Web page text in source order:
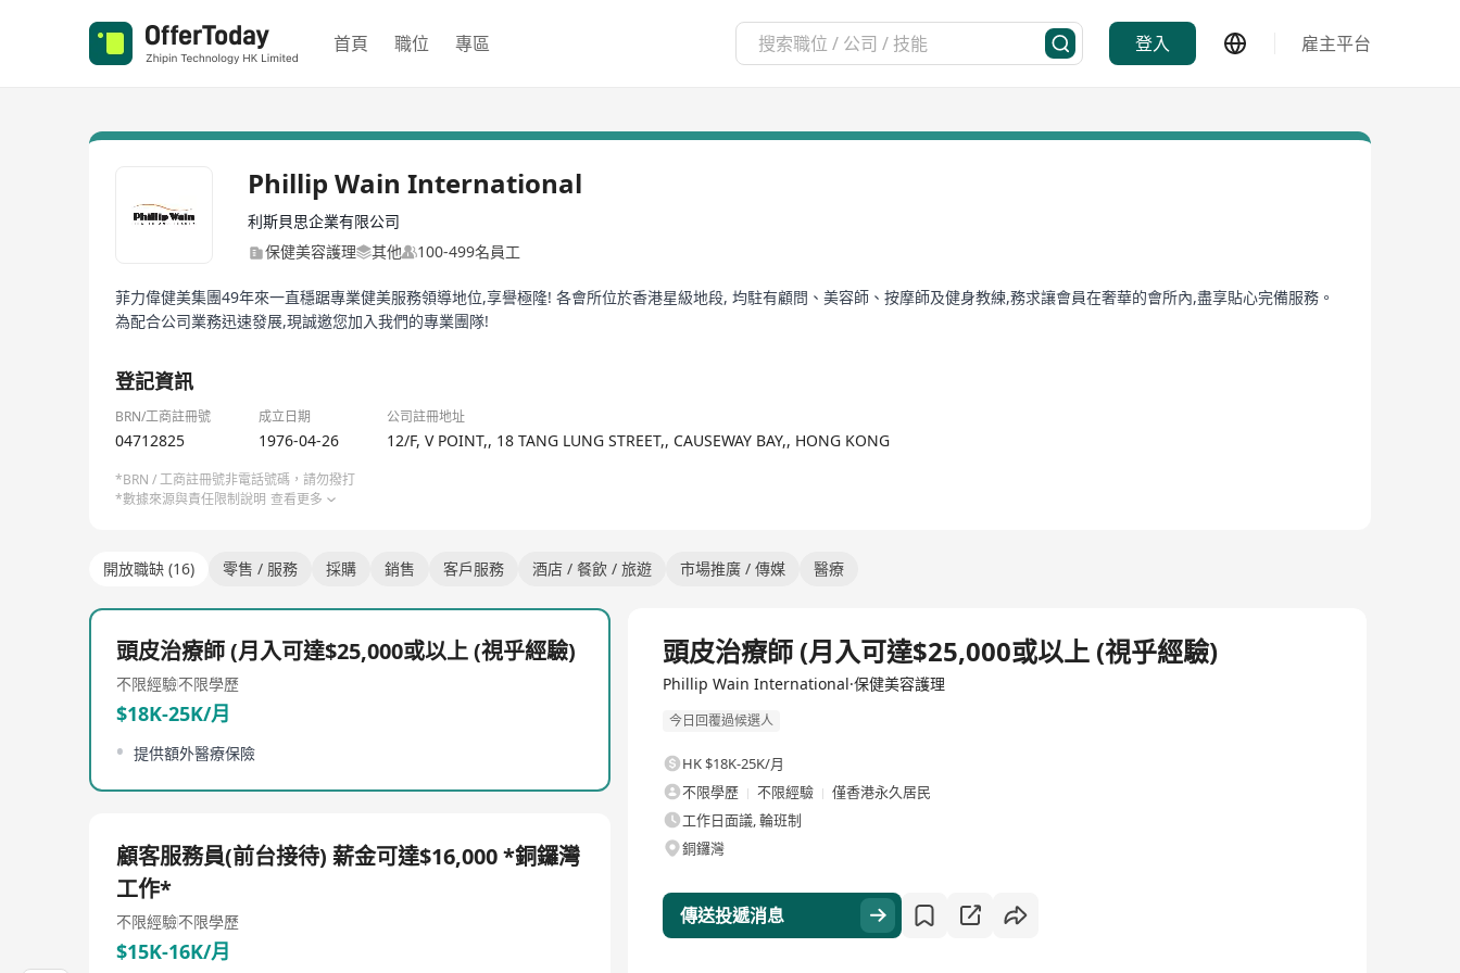
首頁 職位 專區 登入 雇主平台
Phillip Wain International
利斯貝思企業有限公司
保健美容護理
其他 100-499名員工
菲力偉健美集團49年來一直穩踞專業健美服務領導地位,享譽極隆! 各會所位於香港星級地段, 均駐有顧問、美容師、按摩師及健身教練,務求讓會員在奢華的會所內,盡享貼心完備服務。
為配合公司業務迅速發展,現誠邀您加入我們的專業團隊!
登記資訊
BRN/工商註冊號 成立日期 公司註冊地址
04712825 1976-04-26 12/F, V POINT,, 18 TANG LUNG STREET,, CAUSEWAY BAY,, HONG KONG
*BRN / 工商註冊號非電話號碼，請勿撥打
*數據來源與責任限制說明 查看更多
開放職缺 (16) 零售 / 服務 採購 銷售 客戶服務 酒店 / 餐飲 / 旅遊 市場推廣 / 傳媒 醫療
頭皮治療師 (月入可達$25,000或以上 (視乎經驗)
不限經驗不限學歷
$18K-25K/月
提供額外醫療保險
顧客服務員(前台接待) 薪金可達$16,000 *銅鑼灣
工作*
不限經驗不限學歷
$15K-16K/月
頭皮治療師 (月入可達$25,000或以上 (視乎經驗)
Phillip Wain International·保健美容護理
今日回覆過候選人
HK $18K-25K/月
不限學歷
不限經驗
僅香港永久居民
工作日面議, 輪班制
銅鑼灣
傳送投遞消息